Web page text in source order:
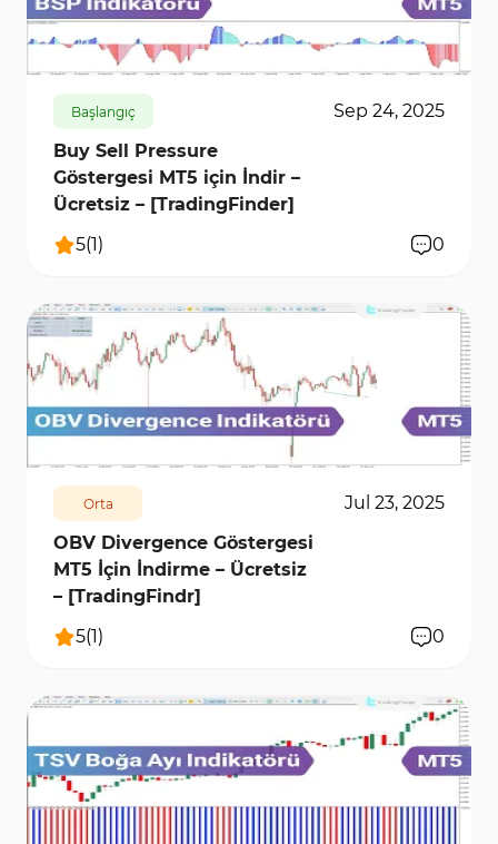
Başlangıç
Sep 24, 2025
Buy Sell Pressure
Göstergesi MT5 için İndir –
Ücretsiz – [TradingFinder]
5(1) 0
452 6634 0
Orta
Jul 23, 2025
OBV Divergence Göstergesi
MT5 İçin İndirme – Ücretsiz
– [TradingFindr]
5(1 ) 0
241